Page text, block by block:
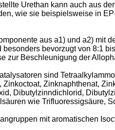
Urethan kann auch aus
wie sie beispielsweise in
aus a1) und a2) mit
bevorzugt von 8:1
zur Beschleunigung der
sind
Zinknaphthenat,
Dibutylzinndichlorid,
wie Trifluoressigsäure,
mit aromatischen